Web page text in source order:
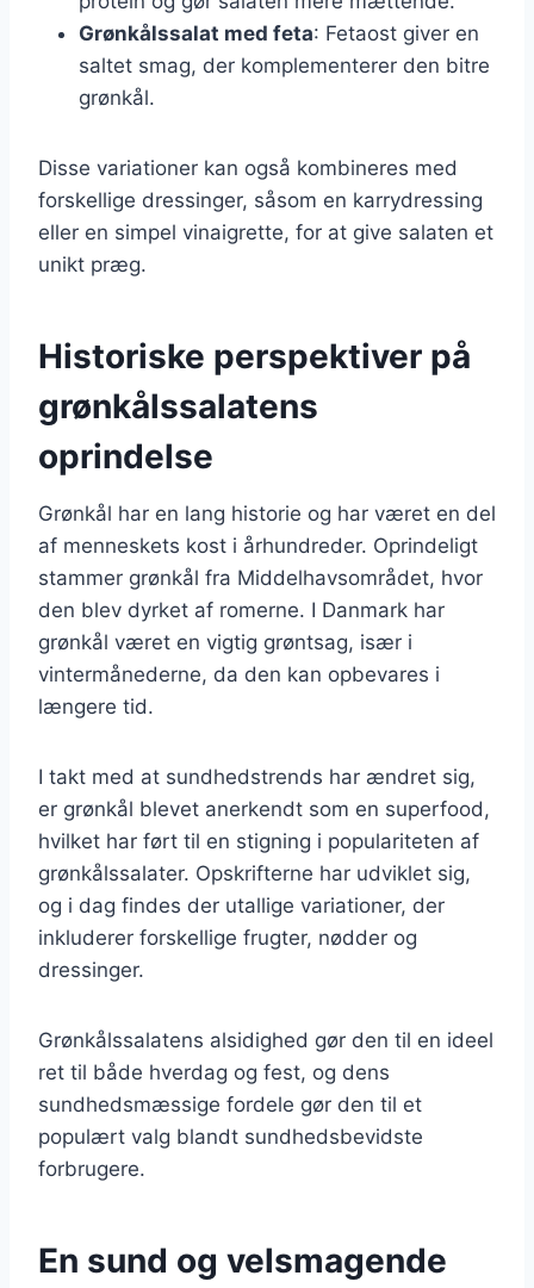
Grønkålssalat med feta: Fetaost giver en
saltet smag, der komplementerer den bitre
grønkål.
Disse variationer kan også kombineres med
forskellige dressinger, såsom en karrydressing
eller en simpel vinaigrette, for at give salaten et
unikt præg.
Historiske perspektiver på
grønkålssalatens
oprindelse
Grønkål har en lang historie og har været en del
af menneskets kost i århundreder. Oprindeligt
stammer grønkål fra Middelhavsområdet, hvor
den blev dyrket af romerne. I Danmark har
grønkål været en vigtig grøntsag, især i
vintermånederne, da den kan opbevares i
længere tid.
I takt med at sundhedstrends har ændret sig,
er grønkål blevet anerkendt som en superfood,
hvilket har ført til en stigning i populariteten af
grønkålssalater. Opskrifterne har udviklet sig,
og i dag findes der utallige variationer, der
inkluderer forskellige frugter, nødder og
dressinger.
Grønkålssalatens alsidighed gør den til en ideel
ret til både hverdag og fest, og dens
sundhedsmæssige fordele gør den til et
populært valg blandt sundhedsbevidste
forbrugere.
En sund og velsmagende